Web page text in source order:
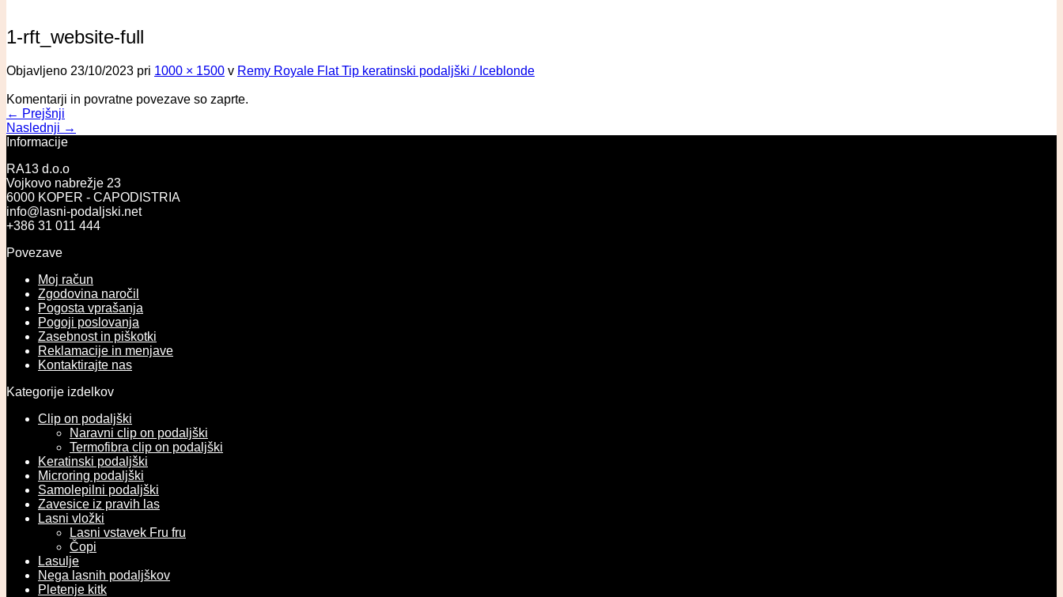
1-rft_website-full
Objavljeno 23/10/2023 pri 1000 × 1500 v Remy Royale Flat Tip keratinski podaljški / Iceblonde
Komentarji in povratne povezave so zaprte.
← Prejšnji
Naslednji →
Informacije
RA13 d.o.o
Vojkovo nabrežje 23
6000 KOPER - CAPODISTRIA
info@lasni-podaljski.net
+386 31 011 444
Povezave
Moj račun
Zgodovina naročil
Pogosta vprašanja
Pogoji poslovanja
Zasebnost in piškotki
Reklamacije in menjave
Kontaktirajte nas
Kategorije izdelkov
Clip on podaljški
Naravni clip on podaljški
Termofibra clip on podaljški
Keratinski podaljški
Microring podaljški
Samolepilni podaljški
Zavesice iz pravih las
Lasni vložki
Lasni vstavek Fru fru
Čopi
Lasulje
Nega lasnih podaljškov
Pletenje kitk